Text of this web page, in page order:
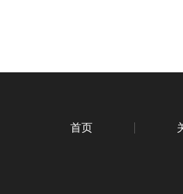
首页